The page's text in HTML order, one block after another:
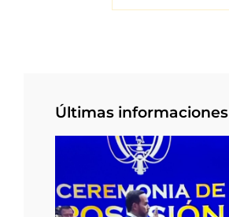
Últimas informaciones